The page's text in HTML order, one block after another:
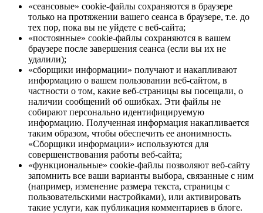
«сеансовые» cookie-файлы сохраняются в браузере
только на протяжении вашего сеанса в браузере, т.е. до
тех пор, пока вы не уйдете с веб-сайта;
«постоянные» cookie-файлы сохраняются в вашем
браузере после завершения сеанса (если вы их не
удалили);
«сборщики информации» получают и накапливают
информацию о вашем пользовании веб-сайтом, в
частности о том, какие веб-страницы вы посещали, о
наличии сообщений об ошибках. Эти файлы не
собирают персонально идентифицируемую
информацию. Полученная информация накапливается
таким образом, чтобы обеспечить ее анонимность.
«Сборщики информации» используются для
совершенствования работы веб-сайта;
«функциональные» cookie-файлы позволяют веб-сайту
запомнить все ваши варианты выбора, связанные с ним
(например, изменение размера текста, страницы с
пользовательскими настройками), или активировать
такие услуги, как публикация комментариев в блоге.